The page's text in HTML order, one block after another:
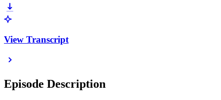
View Transcript
Episode Description